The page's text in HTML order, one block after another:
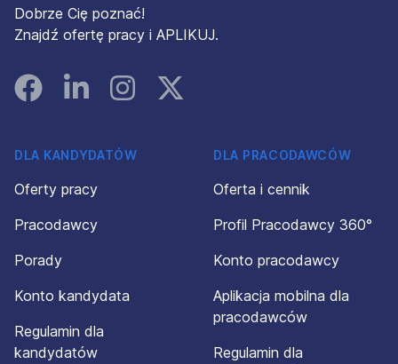
Dobrze Cię poznać!
Znajdź ofertę pracy i APLIKUJ.
FacebookLinked InInstagramInstagram
DLA KANDYDATÓW
Oferty pracy
Pracodawcy
Porady
Konto kandydata
Regulamin dla
kandydatów
DLA PRACODAWCÓW
Oferta i cennik
Profil Pracodawcy 360°
Konto pracodawcy
Aplikacja mobilna dla
pracodawców
Regulamin dla